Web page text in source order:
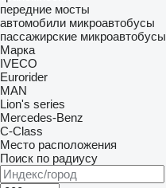
передние мосты
автомобили микроавтобусы
пассажирские микроавтобусы
Марка
IVECO
Eurorider
MAN
Lion's series
Mercedes-Benz
C-Class
Место расположения
Поиск по радиусу